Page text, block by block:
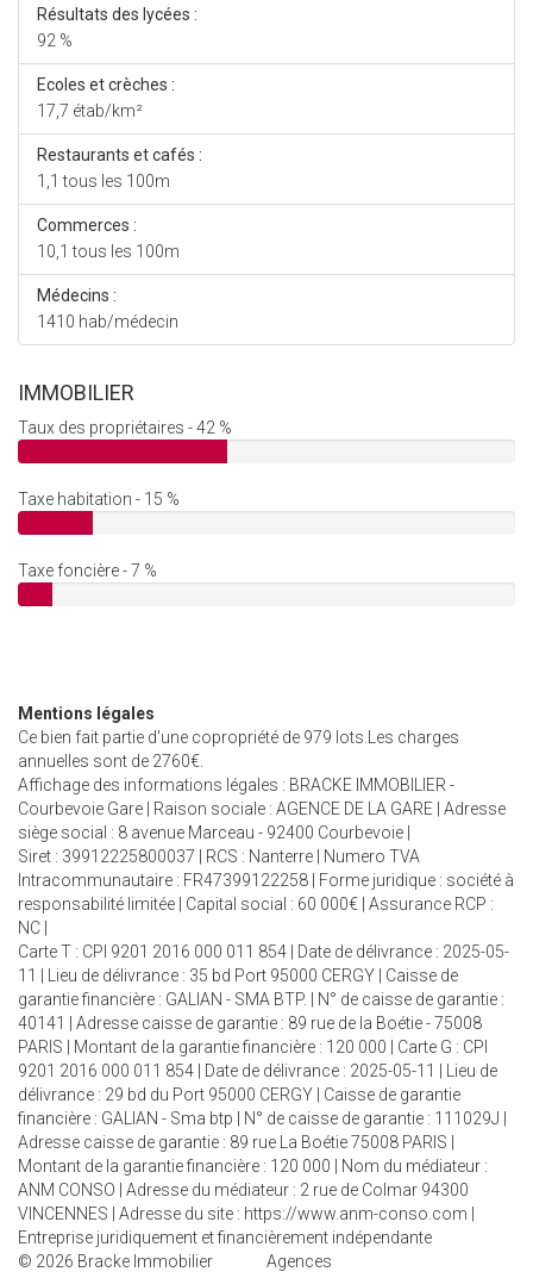
Résultats des lycées :
92 %
Ecoles et crèches :
17,7 étab/km²
Restaurants et cafés :
1,1 tous les 100m
Commerces :
10,1 tous les 100m
Médecins :
1410 hab/médecin
IMMOBILIER
Taux des propriétaires - 42 %
Taxe habitation - 15 %
Taxe foncière - 7 %
Mentions légales
Ce bien fait partie d'une copropriété de 979 lots.Les charges
annuelles sont de 2760€.
Affichage des informations légales : BRACKE IMMOBILIER -
Courbevoie Gare | Raison sociale : AGENCE DE LA GARE | Adresse
siège social : 8 avenue Marceau - 92400 Courbevoie |
Siret : 39912225800037 | RCS : Nanterre | Numero TVA
Intracommunautaire : FR47399122258 | Forme juridique : société à
responsabilité limitée | Capital social : 60 000€ | Assurance RCP :
NC |
Carte T : CPI 9201 2016 000 011 854 | Date de délivrance : 2025-05-
11 | Lieu de délivrance : 35 bd Port 95000 CERGY | Caisse de
garantie financière : GALIAN - SMA BTP. | N° de caisse de garantie :
40141 | Adresse caisse de garantie : 89 rue de la Boétie - 75008
PARIS | Montant de la garantie financière : 120 000 | Carte G : CPI
9201 2016 000 011 854 | Date de délivrance : 2025-05-11 | Lieu de
délivrance : 29 bd du Port 95000 CERGY | Caisse de garantie
financière : GALIAN - Sma btp | N° de caisse de garantie : 111029J |
Adresse caisse de garantie : 89 rue La Boétie 75008 PARIS |
Montant de la garantie financière : 120 000 | Nom du médiateur :
ANM CONSO | Adresse du médiateur : 2 rue de Colmar 94300
VINCENNES | Adresse du site : https://www.anm-conso.com
Entreprise juridiquement et financièrement indépendante
© 2026 Bracke Immobilier
Agences